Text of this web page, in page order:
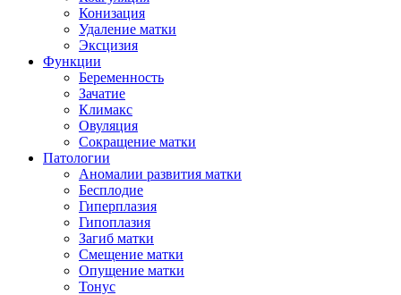
Конизация
Удаление матки
Эксцизия
Функции
Беременность
Зачатие
Климакс
Овуляция
Сокращение матки
Патологии
Аномалии развития матки
Бесплодие
Гиперплазия
Гипоплазия
Загиб матки
Смещение матки
Опущение матки
Тонус